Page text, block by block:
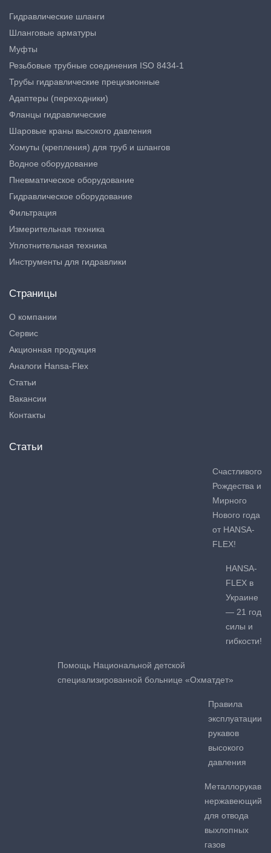
Гидравлические шланги
Шланговые арматуры
Муфты
Резьбовые трубные соединения ISO 8434-1
Трубы гидравлические прецизионные
Адаптеры (переходники)
Фланцы гидравлические
Шаровые краны высокого давления
Хомуты (крепления) для труб и шлангов
Водное оборудование
Пневматическое оборудование
Гидравлическое оборудование
Фильтрация
Измерительная техника
Уплотнительная техника
Инструменты для гидравлики
Страницы
О компании
Сервис
Акционная продукция
Аналоги Hansa-Flex
Статьи
Вакансии
Контакты
Статьи
Счастливого
Рождества и
Мирного
Нового года
от HANSA-
FLEX!
HANSA-
FLEX в
Украине
— 21 год
силы и
гибкости!
Помощь Национальной детской
специализированной больнице «Охматдет»
Правила
эксплуатации
рукавов
высокого
давления
Металлорукав
нержавеющий
для отвода
выхлопных
газов